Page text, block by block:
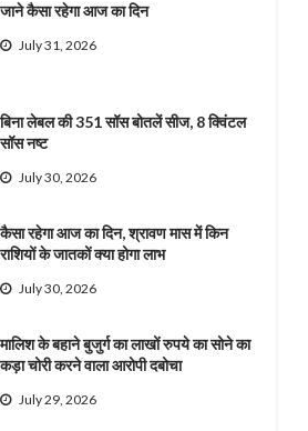
जाने कैसा रहेगा आज का दिन
July 31, 2026
बिना लेबल की 351 सॉस बोतलें सीज, 8 क्विंटल
सॉस नष्ट
July 30, 2026
कैसा रहेगा आज का दिन, श्रावण मास में किन
राशियों के जातकों क्या होगा लाभ
July 30, 2026
मालिश के बहाने बुजुर्ग का लाखों रुपये का सोने का
कड़ा चोरी करने वाला आरोपी दबोचा
July 29, 2026